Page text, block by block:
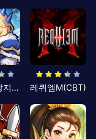
킹방치: 빵지의 제왕 레퀴엠M(CBT)